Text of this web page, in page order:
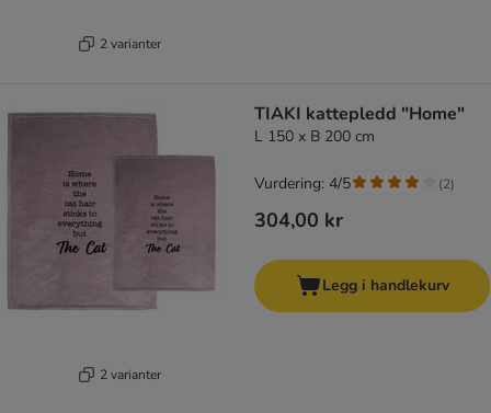
2 varianter
2 varianter
TIAKI kattepledd "Home"
L 150 x B 200 cm
304,00 kr
Vurdering: 4/5 (2)
Legg i handlekurv